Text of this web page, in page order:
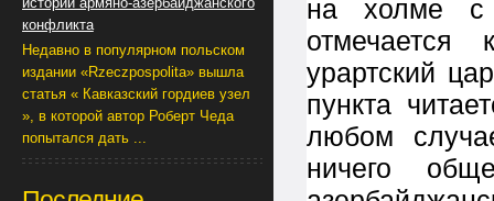
на холме с
отмечается
урартский
пункта
любом
ничего
конфликта
Недавно в популярном польском
издании «Rzeczpospolita» вышла
статья « Кавказский гордиев узел
», в которой автор Роберт Чеда
попытался дать ...